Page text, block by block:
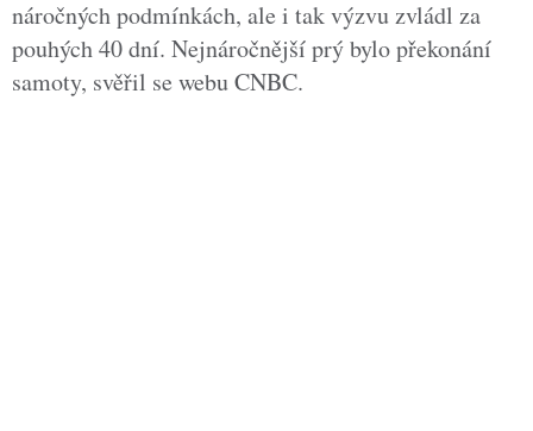
náročných podmínkách, ale i tak výzvu zvládl za
pouhých 40 dní. Nejnáročnější prý bylo překonání
samoty, svěřil se webu CNBC.